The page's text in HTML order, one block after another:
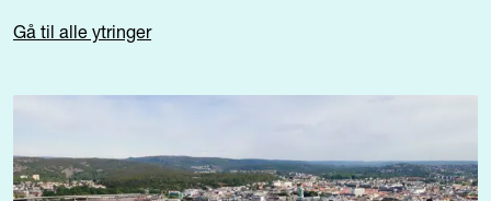
Gå til alle ytringer